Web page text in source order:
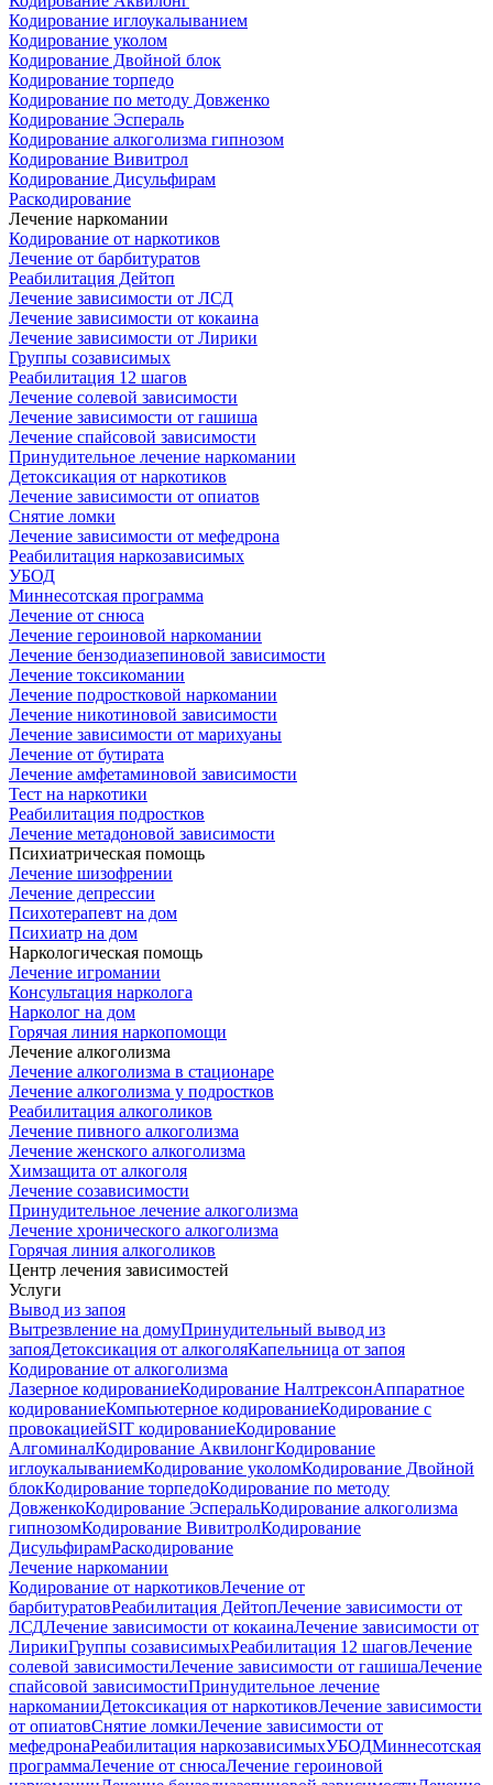
Кодирование иглоукалыванием
Кодирование уколом
Кодирование Двойной блок
Кодирование торпедо
Кодирование по методу Довженко
Кодирование Эспераль
Кодирование алкоголизма гипнозом
Кодирование Вивитрол
Кодирование Дисульфирам
Раскодирование
Лечение наркомании
Кодирование от наркотиков
Лечение от барбитуратов
Реабилитация Дейтоп
Лечение зависимости от ЛСД
Лечение зависимости от кокаина
Лечение зависимости от Лирики
Группы созависимых
Реабилитация 12 шагов
Лечение солевой зависимости
Лечение зависимости от гашиша
Лечение спайсовой зависимости
Принудительное лечение наркомании
Детоксикация от наркотиков
Лечение зависимости от опиатов
Снятие ломки
Лечение зависимости от мефедрона
Реабилитация наркозависимых
УБОД
Миннесотская программа
Лечение от снюса
Лечение героиновой наркомании
Лечение бензодиазепиновой зависимости
Лечение токсикомании
Лечение подростковой наркомании
Лечение никотиновой зависимости
Лечение зависимости от марихуаны
Лечение от бутирата
Лечение амфетаминовой зависимости
Тест на наркотики
Реабилитация подростков
Лечение метадоновой зависимости
Психиатрическая помощь
Лечение шизофрении
Лечение депрессии
Психотерапевт на дом
Психиатр на дом
Наркологическая помощь
Лечение игромании
Консультация нарколога
Нарколог на дом
Горячая линия наркопомощи
Лечение алкоголизма
Лечение алкоголизма в стационаре
Лечение алкоголизма у подростков
Реабилитация алкоголиков
Лечение пивного алкоголизма
Лечение женского алкоголизма
Химзащита от алкоголя
Лечение созависимости
Принудительное лечение алкоголизма
Лечение хронического алкоголизма
Горячая линия алкоголиков
Центр лечения зависимостей
Услуги
Вывод из запоя
Вытрезвление на домуПринудительный вывод из
запояДетоксикация от алкоголяКапельница от запоя
Кодирование от алкоголизма
Лазерное кодированиеКодирование НалтрексонАппаратное
кодированиеКомпьютерное кодированиеКодирование с
провокациейSIT кодированиеКодирование
АлгоминалКодирование АквилонгКодирование
иглоукалываниемКодирование уколомКодирование Двойной
блокКодирование торпедоКодирование по методу
ДовженкоКодирование ЭсперальКодирование алкоголизма
гипнозомКодирование ВивитролКодирование
ДисульфирамРаскодирование
Лечение наркомании
Кодирование от наркотиковЛечение от
барбитуратовРеабилитация ДейтопЛечение зависимости от
ЛСДЛечение зависимости от кокаинаЛечение зависимости от
ЛирикиГруппы созависимыхРеабилитация 12 шаговЛечение
солевой зависимостиЛечение зависимости от гашишаЛечение
спайсовой зависимостиПринудительное лечение
наркоманииДетоксикация от наркотиковЛечение зависимости
от опиатовСнятие ломкиЛечение зависимости от
мефедронаРеабилитация наркозависимыхУБОДМиннесотская
программаЛечение от снюсаЛечение героиновой